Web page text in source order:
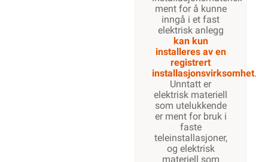
ment for å kunne
inngå i et fast
elektrisk anlegg
kan kun
installeres av en
registrert
installasjonsvirksomhet.
Unntatt er
elektrisk materiell
som utelukkende
er ment for bruk i
faste
teleinstallasjoner,
og elektrisk
materiell som